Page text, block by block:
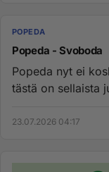
POPEDA
Popeda - Svoboda
Popeda nyt ei
tästä on sellaista juttua
23.07.2026 04:17